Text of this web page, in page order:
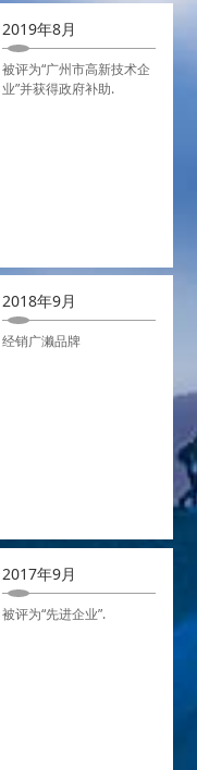
2019年8月
被评为“广州市高新技术企
业”并获得政府补助.
2018年9月
经销广濑品牌
2017年9月
被评为“先进企业”.